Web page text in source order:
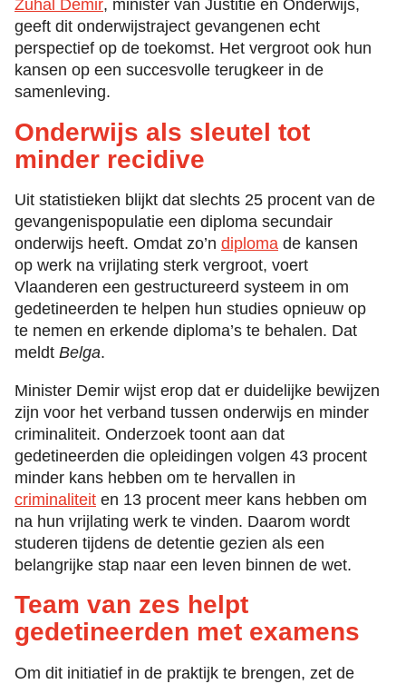
Zuhal Demir, minister van Justitie en Onderwijs,
geeft dit onderwijstraject gevangenen echt
perspectief op de toekomst. Het vergroot ook hun
kansen op een succesvolle terugkeer in de
samenleving.
Onderwijs als sleutel tot
minder recidive
Uit statistieken blijkt dat slechts 25 procent van de
gevangenispopulatie een diploma secundair
onderwijs heeft. Omdat zo’n diploma de kansen
op werk na vrijlating sterk vergroot, voert
Vlaanderen een gestructureerd systeem in om
gedetineerden te helpen hun studies opnieuw op
te nemen en erkende diploma’s te behalen. Dat
meldt Belga.
Minister Demir wijst erop dat er duidelijke bewijzen
zijn voor het verband tussen onderwijs en minder
criminaliteit. Onderzoek toont aan dat
gedetineerden die opleidingen volgen 43 procent
minder kans hebben om te hervallen in
criminaliteit en 13 procent meer kans hebben om
na hun vrijlating werk te vinden. Daarom wordt
studeren tijdens de detentie gezien als een
belangrijke stap naar een leven binnen de wet.
Team van zes helpt
gedetineerden met examens
Om dit initiatief in de praktijk te brengen, zet de